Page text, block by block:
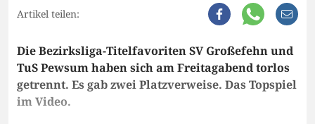
Artikel teilen:
Die Bezirksliga-Titelfavoriten SV Großefehn und
TuS Pewsum haben sich am Freitagabend torlos
getrennt. Es gab zwei Platzverweise. Das Topspiel
im Video.